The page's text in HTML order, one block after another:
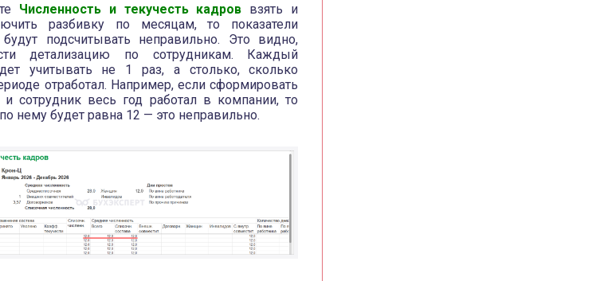
Численность и текучесть кадров взять и
разбивку по месяцам, то показатели
будут подсчитывать неправильно. Это видно,
детализацию по сотрудникам. Каждый
учитывать не 1 раз, а столько, сколько
отработал. Например, если сформировать
и сотрудник весь год работал в компании, то
нему будет равна 12 — это неправильно.